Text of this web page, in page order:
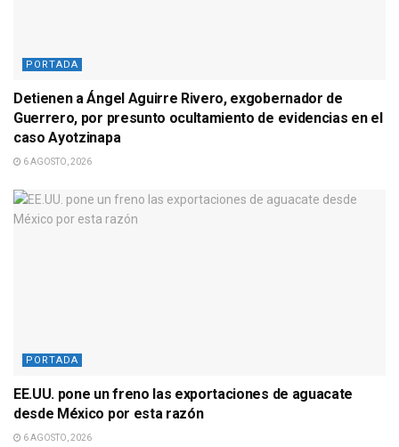
PORTADA
Detienen a Ángel Aguirre Rivero, exgobernador de
Guerrero, por presunto ocultamiento de evidencias en el
caso Ayotzinapa
6 AGOSTO, 2026
PORTADA
EE.UU. pone un freno las exportaciones de aguacate
desde México por esta razón
6 AGOSTO, 2026